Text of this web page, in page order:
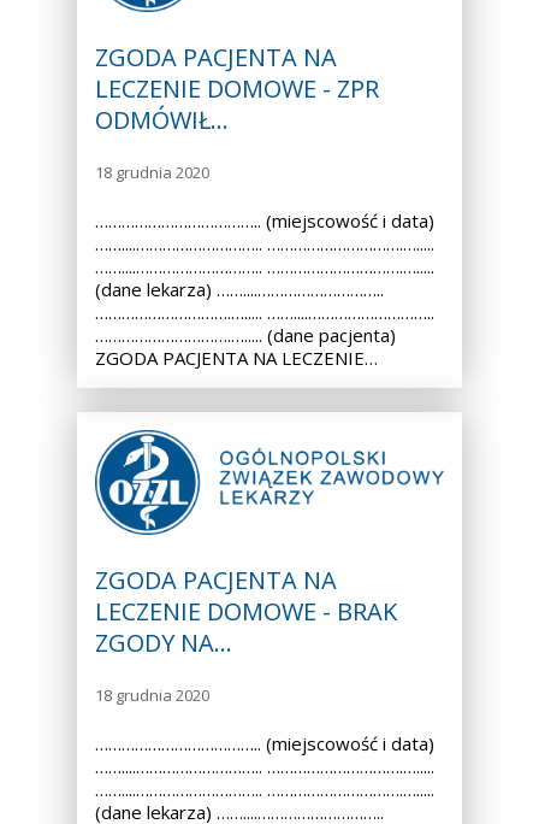
ZGODA PACJENTA NA
LECZENIE DOMOWE - ZPR
ODMÓWIŁ…
18 grudnia 2020
……………………………….. (miejscowość i data)
……....……………………….. ………………………….….....
……....……………………….. ………………………….….....
(dane lekarza) ……....………………………..
………………………….…..... ……....………………………..
………………………….…..... (dane pacjenta)
ZGODA PACJENTA NA LECZENIE…
ZGODA PACJENTA NA
LECZENIE DOMOWE - BRAK
ZGODY NA…
18 grudnia 2020
……………………………….. (miejscowość i data)
……....……………………….. ………………………….….....
……....……………………….. ………………………….….....
(dane lekarza) ……....………………………..